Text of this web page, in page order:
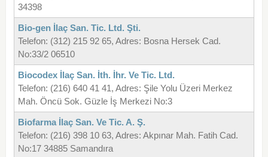
34398
Bio-gen İlaç San. Tic. Ltd. Şti.
Telefon: (312) 215 92 65, Adres: Bosna Hersek Cad.
No:33/2 06510
Biocodex İlaç San. İth. İhr. Ve Tic. Ltd.
Telefon: (216) 640 41 41, Adres: Şile Yolu Üzeri Merkez
Mah. Öncü Sok. Güzle İş Merkezi No:3
Biofarma İlaç San. Ve Tic. A. Ş.
Telefon: (216) 398 10 63, Adres: Akpınar Mah. Fatih Cad.
No:17 34885 Samandıra